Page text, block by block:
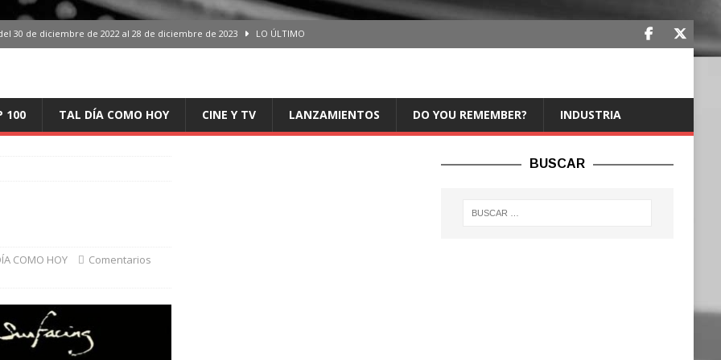
30 de diciembre de 2022 al 28 de diciembre de 2023 LO ÚLTIMO
100 TAL DÍA COMO HOY CINE Y TV LANZAMIENTOS DO YOU REMEMBER? INDUSTRIA
COMO HOY
Comentarios
BUSCAR